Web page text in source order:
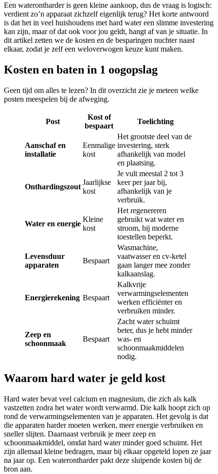
Een waterontharder is geen kleine aankoop, dus de vraag is logisch:
verdient zo’n apparaat zichzelf eigenlijk terug? Het korte antwoord
is dat het in veel huishoudens met hard water een slimme investering
kan zijn, maar of dat ook voor jou geldt, hangt af van je situatie. In
dit artikel zetten we de kosten en de besparingen nuchter naast
elkaar, zodat je zelf een weloverwogen keuze kunt maken.
Kosten en baten in 1 oogopslag
Geen tijd om alles te lezen? In dit overzicht zie je meteen welke
posten meespelen bij de afweging.
Post
Kost of
bespaart
Toelichting
Aanschaf en
installatie
Eenmalige
kost
Het grootste deel van de
investering, sterk
afhankelijk van model
en plaatsing.
Onthardingszout
Jaarlijkse
kost
Je vult meestal 2 tot 3
keer per jaar bij,
afhankelijk van je
verbruik.
Water en energie
Kleine
kost
Het regenereren
gebruikt wat water en
stroom, bij moderne
toestellen beperkt.
Levensduur
apparaten
Bespaart
Wasmachine,
vaatwasser en cv-ketel
gaan langer mee zonder
kalkaanslag.
Energierekening Bespaart
Kalkvrije
verwarmingselementen
werken efficiënter en
verbruiken minder.
Zeep en
schoonmaak
Bespaart
Zacht water schuimt
beter, dus je hebt minder
was- en
schoonmaakmiddelen
nodig.
Waarom hard water je geld kost
Hard water bevat veel calcium en magnesium, die zich als kalk
vastzetten zodra het water wordt verwarmd. Die kalk hoopt zich op
rond de verwarmingselementen van je apparaten. Het gevolg is dat
die apparaten harder moeten werken, meer energie verbruiken en
sneller slijten. Daarnaast verbruik je meer zeep en
schoonmaakmiddel, omdat hard water minder goed schuimt. Het
zijn allemaal kleine bedragen, maar bij elkaar opgeteld lopen ze jaar
na jaar op. Een waterontharder pakt deze sluipende kosten bij de
bron aan.